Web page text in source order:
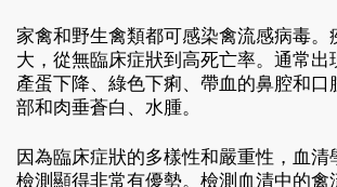
家禽和野生禽類都可感染禽流感病毒。
大，從無臨床症狀到高死亡率。通常出
產蛋下降、綠色下痢、帶血的鼻腔和口
部和肉垂蒼白、水腫。
因為臨床症狀的多樣性和嚴重性，血
檢測顯得非常有優勢。檢測血清中的禽